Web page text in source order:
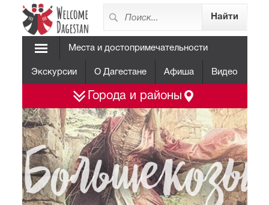
Места и достопримечательности
Экскурсии О Дагестане Афиша Видео
Города и районы